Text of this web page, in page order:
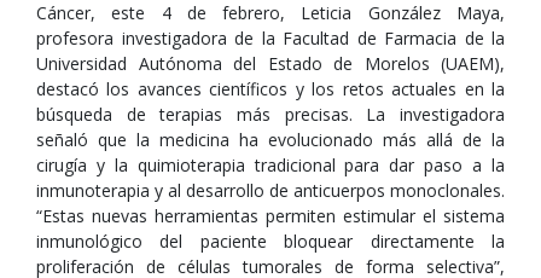
Cáncer, este 4 de febrero, Leticia González Maya,
profesora investigadora de la Facultad de Farmacia de la
Universidad Autónoma del Estado de Morelos (UAEM),
destacó los avances científicos y los retos actuales en la
búsqueda de terapias más precisas. La investigadora
señaló que la medicina ha evolucionado más allá de la
cirugía y la quimioterapia tradicional para dar paso a la
inmunoterapia y al desarrollo de anticuerpos monoclonales.
“Estas nuevas herramientas permiten estimular el sistema
inmunológico del paciente bloquear directamente la
proliferación de células tumorales de forma selectiva”,